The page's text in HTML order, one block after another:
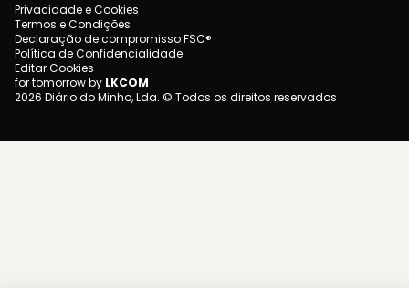
Privacidade e Cookies
Termos e Condições
Declaração de compromisso FSC®
Política de Confidencialidade
Editar Cookies
for tomorrow by LKCOM
2026 Diário do Minho, Lda. © Todos os direitos reservados